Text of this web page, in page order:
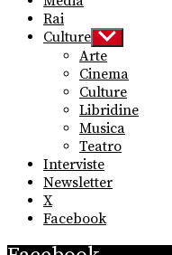
Rai
Culture Show
sub
menu
Arte
Cinema
Culture
Libridine
Musica
Teatro
Interviste
Newsletter
X
Facebook